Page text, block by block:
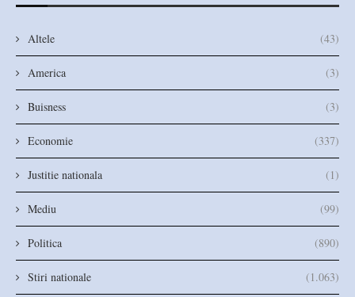
Altele (43)
America (3)
Buisness (3)
Economie (337)
Justitie nationala (1)
Mediu (99)
Politica (890)
Stiri nationale (1.063)